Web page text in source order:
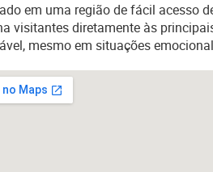
em uma região de fácil acesso
visitantes diretamente às
mesmo em situações